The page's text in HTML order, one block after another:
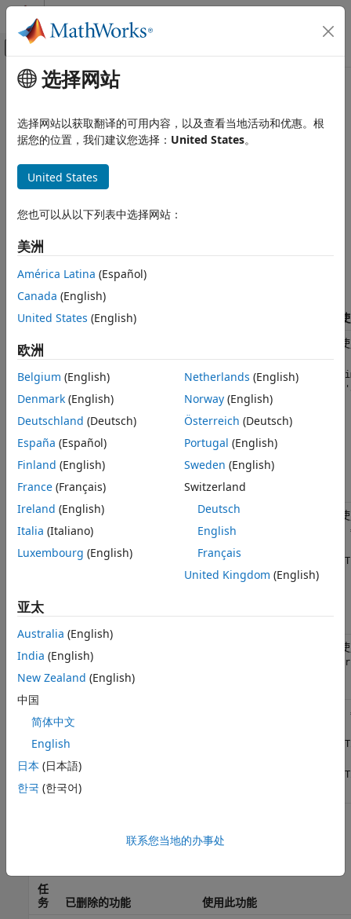
跳到内容
画布外导航菜单切换
文档主页
Financial Toolbox
将金融时间序列对象 (fints) 转换为时间表
创建时间序列
变换时间序列
转换时间序列
合并时间序列
数据提取
另请参阅
主要内容
将金融时间序列对象 (
时间表
在 R2023a 中，删除了金融时间序列 (
MATLAB® timetable
方法，您会遇到错误。为了帮助您从较旧的
timetable功能，请使用以下信息。
创建时间序列
I/O 相关操作
任
务
已删除的功能
通
过
传
入
数
和
日
期
来
造
通
过
转
换
构
造
ascii2fts(filename,descrow,colheadrow,skiprows)
入
文
件
换
为
矩
阵
任
务
已删除的功能
使用此功能
选择网站
选择网站以获取翻译的可用内容，以及查看当地活动和优惠。根
据您的位置，我们建议您选择： United States。
United States
您也可以从以下列表中选择网站：
美洲
América Latina (Español)
Canada (English)
United States (English)
欧洲
Belgium (English)
Denmark (English)
Deutschland (Deutsch)
España (Español)
Finland (English)
France (Français)
Ireland (English)
Italia (Italiano)
Luxembourg (English)
Netherlands (English)
Norway(English)
Österreich (Deutsch)
Portugal (English)
Sweden (English)
Switzerland
Deutsch
English
Français
United Kingdom (English)
亚太
Australia (English)
India (English)
New Zealand (English)
中国
简体中文
English
日本 (日本語)
한국 (한국어)
联系您当地的办事处